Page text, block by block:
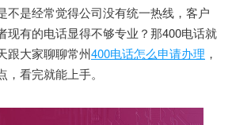
是经常觉得公司没有统一热线，客户
现有的电话显得不够专业？那400电话就
跟大家聊聊常州400电话怎么申请办理 ，
看完就能上手。